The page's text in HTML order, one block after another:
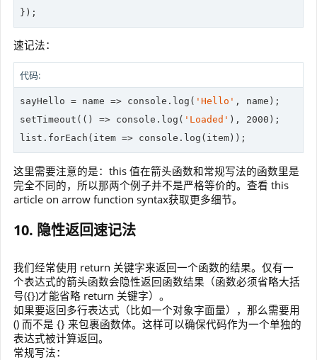
});
速记法：
代码:
sayHello = name => console .log( 'Hello' , name);
setTimeout( () => console .log( 'Loaded' ), 2000 );
list.forEach( item => console .log(item));
这里需要注意的是：this 值在箭头函数和常规写法的函数里是
完全不同的，所以那两个例子并不是严格等价的。查看 this
article on arrow function syntax获取更多细节。
10. 隐性返回速记法
我们经常使用 return 关键字来返回一个函数的结果。仅有一
个表达式的箭头函数会隐性返回函数结果（函数必须省略大括
号({})才能省略 return 关键字）。
如果要返回多行表达式（比如一个对象字面量），那么需要用
() 而不是 {} 来包裹函数体。这样可以确保代码作为一个单独的
表达式被计算返回。
常规写法：